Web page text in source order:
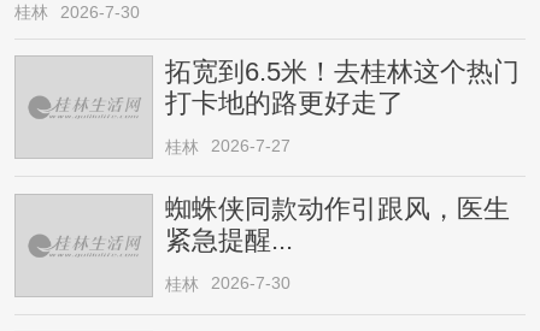
桂林 2026-7-30
拓宽到6.5米！去桂林这个热门
打卡地的路更好走了
桂林 2026-7-27
蜘蛛侠同款动作引跟风，医生
紧急提醒...
桂林 2026-7-30